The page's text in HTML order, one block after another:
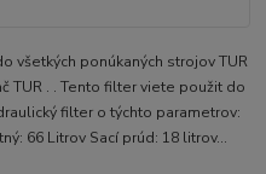
všetkých ponúkaných strojov TUR
TUR . . Tento filter viete použit do
filter o týchto parametrov:
66 Litrov Sací prúd: 18 litrov...